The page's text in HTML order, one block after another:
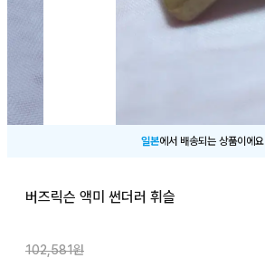
일본에서 배송되는 상품이에요
버즈릭슨 액미 썬더러 휘슬
102,581원